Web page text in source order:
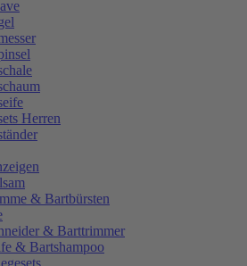
Herren
& Bartbürsten
& Barttrimmer
& Bartshampoo